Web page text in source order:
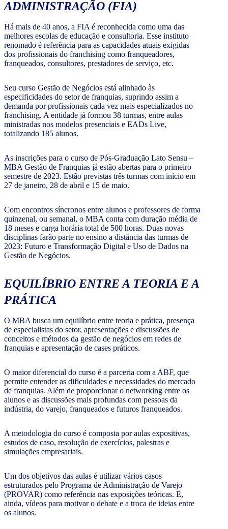
ADMINISTRAÇÃO (FIA)
Há mais de 40 anos, a FIA é reconhecida como uma das
melhores escolas de educação e consultoria. Esse instituto
renomado é referência para as capacidades atuais exigidas
dos profissionais do franchising como franqueadores,
franqueados, consultores, prestadores de serviço, etc.
Seu curso Gestão de Negócios está alinhado às
especificidades do setor de franquias, suprindo assim a
demanda por profissionais cada vez mais especializados no
franchising. A entidade já formou 38 turmas, entre aulas
ministradas nos modelos presenciais e EADs Live,
totalizando 185 alunos.
As inscrições para o curso de Pós-Graduação Lato Sensu –
MBA Gestão de Franquias já estão abertas para o primeiro
semestre de 2023. Estão previstas três turmas com início em
27 de janeiro, 28 de abril e 15 de maio.
Com encontros síncronos entre alunos e professores de forma
quinzenal, ou semanal, o MBA conta com duração média de
18 meses e carga horária total de 500 horas. Duas novas
disciplinas farão parte no ensino a distância das turmas de
2023: Futuro e Transformação Digital e Uso de Dados na
Gestão de Negócios.
EQUILÍBRIO ENTRE A TEORIA E A
PRÁTICA
O MBA busca um equilíbrio entre teoria e prática, presença
de especialistas do setor, apresentações e discussões de
conceitos e métodos da gestão de negócios em redes de
franquias e apresentação de cases práticos.
O maior diferencial do curso é a parceria com a ABF, que
permite entender as dificuldades e necessidades do mercado
de franquias. Além de proporcionar o networking entre os
alunos e as discussões mais profundas com pessoas da
indústria, do varejo, franqueados e futuros franqueados.
A metodologia do curso é composta por aulas expositivas,
estudos de caso, resolução de exercícios, palestras e
simulações empresariais.
Um dos objetivos das aulas é utilizar vários casos
estruturados pelo Programa de Administração de Varejo
(PROVAR) como referência nas exposições teóricas. E,
ainda, vídeos para motivar o debate e a troca de ideias entre
os alunos.